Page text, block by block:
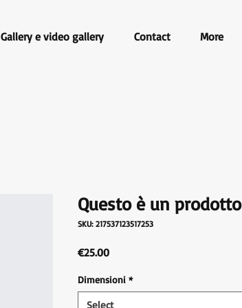
Gallery e video gallery Contact More
Questo è un prodotto
SKU: 217537123517253
€25.00Price
Dimensioni *
Select